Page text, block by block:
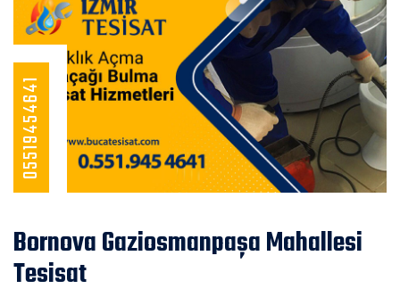
05519454641
Bornova Gaziosmanpaşa Mahallesi
Tesisat